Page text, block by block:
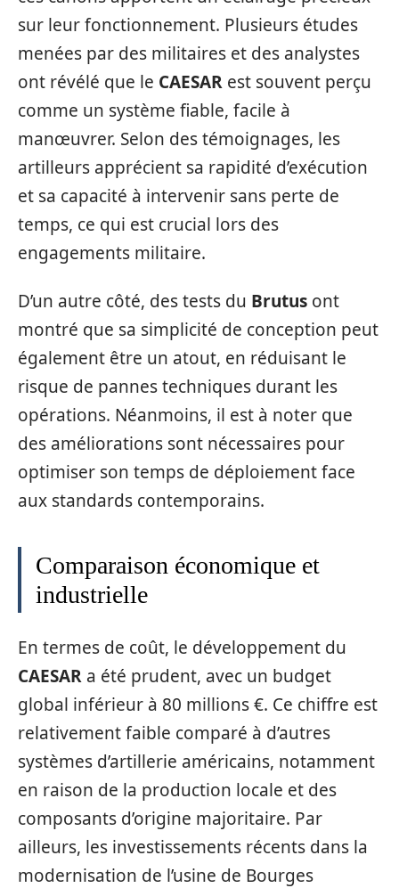
sur leur fonctionnement. Plusieurs études
menées par des militaires et des analystes
ont révélé que le CAESAR est souvent perçu
comme un système fiable, facile à
manœuvrer. Selon des témoignages, les
artilleurs apprécient sa rapidité d’exécution
et sa capacité à intervenir sans perte de
temps, ce qui est crucial lors des
engagements militaire.
D’un autre côté, des tests du Brutus ont
montré que sa simplicité de conception peut
également être un atout, en réduisant le
risque de pannes techniques durant les
opérations. Néanmoins, il est à noter que
des améliorations sont nécessaires pour
optimiser son temps de déploiement face
aux standards contemporains.
Comparaison économique et
industrielle
En termes de coût, le développement du
CAESAR a été prudent, avec un budget
global inférieur à 80 millions €. Ce chiffre est
relativement faible comparé à d’autres
systèmes d’artillerie américains, notamment
en raison de la production locale et des
composants d’origine majoritaire. Par
ailleurs, les investissements récents dans la
modernisation de l’usine de Bourges